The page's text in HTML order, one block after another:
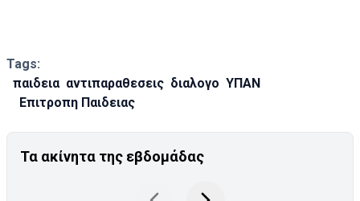
Tags:
παιδεια αντιπαραθεσεις διαλογο ΥΠΑΝ
Επιτροπη Παιδειας
Τα ακίνητα της εβδομάδας